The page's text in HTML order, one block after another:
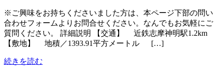
※ご興味をお持ちくださいました方は、本ページ下部の問い
合わせフォームよりお問合せください。なんでもお気軽にご
質問ください。 詳細説明 【交通】 近鉄志摩神明駅1.2km
【敷地】 地積／1393.91平方メートル […]
続きを読む